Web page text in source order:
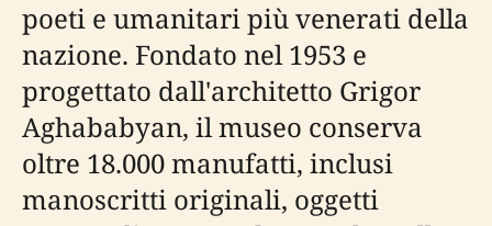
poeti e umanitari più venerati della
nazione. Fondato nel 1953 e
progettato dall'architetto Grigor
Aghababyan, il museo conserva
oltre 18.000 manufatti, inclusi
manoscritti originali, oggetti